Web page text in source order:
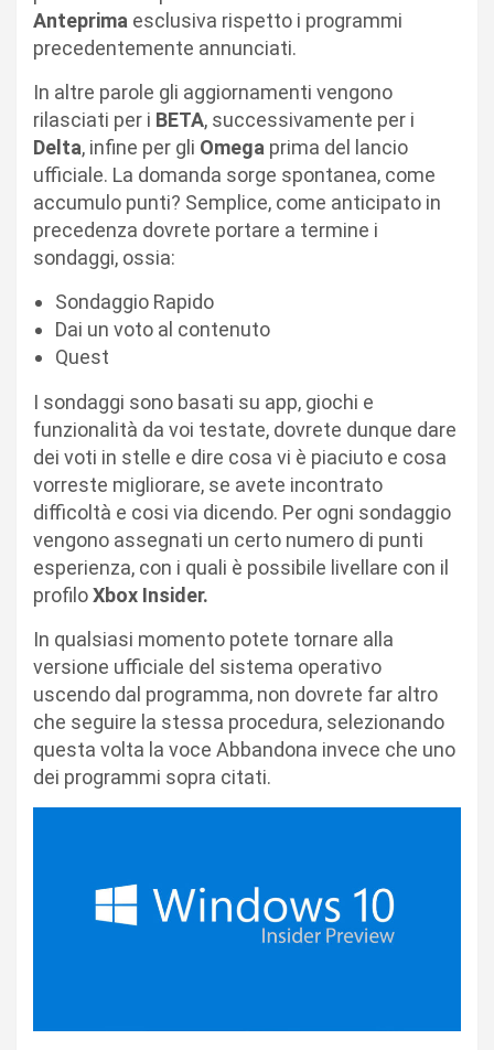
Anteprima esclusiva rispetto i programmi
precedentemente annunciati.
In altre parole gli aggiornamenti vengono
rilasciati per i BETA, successivamente per i
Delta, infine per gli Omega prima del lancio
ufficiale. La domanda sorge spontanea, come
accumulo punti? Semplice, come anticipato in
precedenza dovrete portare a termine i
sondaggi, ossia:
Sondaggio Rapido
Dai un voto al contenuto
Quest
I sondaggi sono basati su app, giochi e
funzionalità da voi testate, dovrete dunque dare
dei voti in stelle e dire cosa vi è piaciuto e cosa
vorreste migliorare, se avete incontrato
difficoltà e cosi via dicendo. Per ogni sondaggio
vengono assegnati un certo numero di punti
esperienza, con i quali è possibile livellare con il
profiloXbox Insider.
In qualsiasi momento potete tornare alla
versione ufficiale del sistema operativo
uscendo dal programma, non dovrete far altro
che seguire la stessa procedura, selezionando
questa volta la voce Abbandona invece che uno
dei programmi sopra citati.